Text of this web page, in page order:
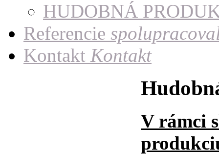
HUDOBNÁ
Referencie
Kontakt Kontakt
V rámci